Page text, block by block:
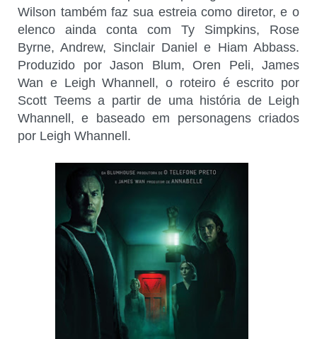
Wilson também faz sua estreia como diretor, e o
elenco ainda conta com Ty Simpkins, Rose
Byrne, Andrew, Sinclair Daniel e Hiam Abbass.
Produzido por Jason Blum, Oren Peli, James
Wan e Leigh Whannell, o roteiro é escrito por
Scott Teems a partir de uma história de Leigh
Whannell, e baseado em personagens criados
por Leigh Whannell.